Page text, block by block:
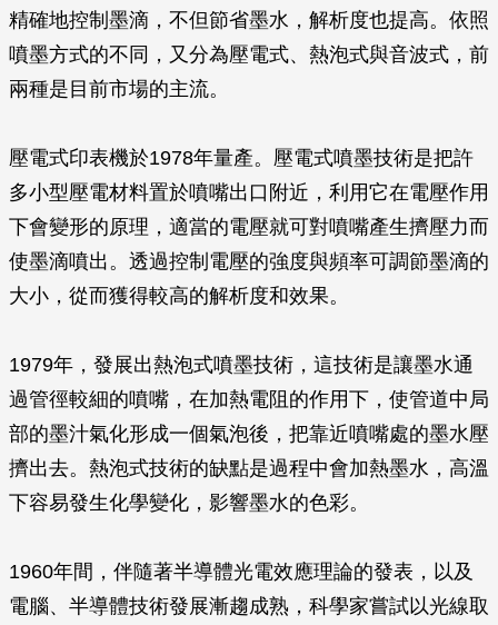
精確地控制墨滴，不但節省墨水，解析度也提高。依照
噴墨方式的不同，又分為壓電式、熱泡式與音波式，前
兩種是目前市場的主流。
壓電式印表機於1978年量產。壓電式噴墨技術是把許
多小型壓電材料置於噴嘴出口附近，利用它在電壓作用
下會變形的原理，適當的電壓就可對噴嘴產生擠壓力而
使墨滴噴出。透過控制電壓的強度與頻率可調節墨滴的
大小，從而獲得較高的解析度和效果。
1979年，發展出熱泡式噴墨技術，這技術是讓墨水通
過管徑較細的噴嘴，在加熱電阻的作用下，使管道中局
部的墨汁氣化形成一個氣泡後，把靠近噴嘴處的墨水壓
擠出去。熱泡式技術的缺點是過程中會加熱墨水，高溫
下容易發生化學變化，影響墨水的色彩。
1960年間，伴隨著半導體光電效應理論的發表，以及
電腦、半導體技術發展漸趨成熟，科學家嘗試以光線取